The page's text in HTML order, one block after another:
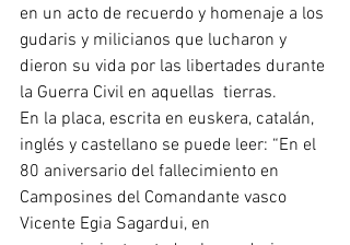
en un acto de recuerdo y homenaje a los
gudaris y milicianos que lucharon y
dieron su vida por las libertades durante
la Guerra Civil en aquellas  tierras.
En la placa, escrita en euskera, catalán,
inglés y castellano se puede leer: “En el
80 aniversario del fallecimiento en
Camposines del Comandante vasco
Vicente Egia Sagardui, en